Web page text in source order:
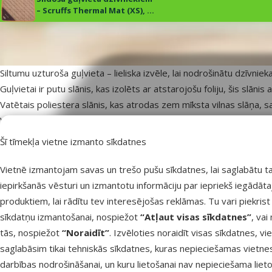
Šī tīmekļa vietne izmanto sīkdatnes
Vietnē izmantojam savas un trešo pušu sīkdatnes, lai saglabātu
iepirkšanās vēsturi un izmantotu informāciju par iepriekš
produktiem, lai rādītu tev interesējošas reklāmas. Tu vari piekrist
sīkdatņu izmantošanai, nospiežot “Atļaut visas sīkdatnes”, vai
tās, nospiežot “Noraidīt”. Izvēloties noraidīt visas sīkdatnes,
saglabāsim tikai tehniskās sīkdatnes, kuras nepieciešamas
darbības nodrošināšanai, un kuru lietošanai nav nepieciešama
– Scruffs Thermal Mat (XS), 60
x 45 x 1 cm, tan
superzoo.product.detail.content
Sildoša guļvieta dzīvniekiem – Scruffs Thermal Mat (XS), 60 x 45
Siltumu uzturoša guļvieta – lieliska izvēle, lai nodrošinātu
Guļvietai ir putu slānis, kas izolēts ar atstarojošu foliju, šis
Vatētais poliestera slānis, kas atrodas zem mī­ksta vilnas slāņa,
Var lietot vienu pašu vai ieklājot guļamvietā, tā nodrošinot
Neslī­doša pamatne.
Izmērs: 60 x 45 x 1 cm.
Krāsa: Brūna.
Suņa lielums
Mazs
Var mazgāt veļasmašīnā
Jā
Materiāls
Dobas šķiedras